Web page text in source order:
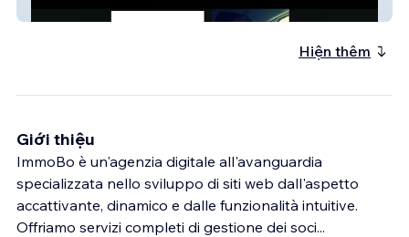
ConsulenzeEnergie
Hiện thêm
Giới thiệu
ImmoBo è un'agenzia digitale all'avanguardia
specializzata nello sviluppo di siti web dall'aspetto
accattivante, dinamico e dalle funzionalità intuitive.
Offriamo servizi completi di gestione dei soci...